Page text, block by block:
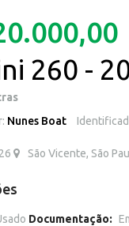
260 -
Nunes Boat
São Vicente, São
Documentação: